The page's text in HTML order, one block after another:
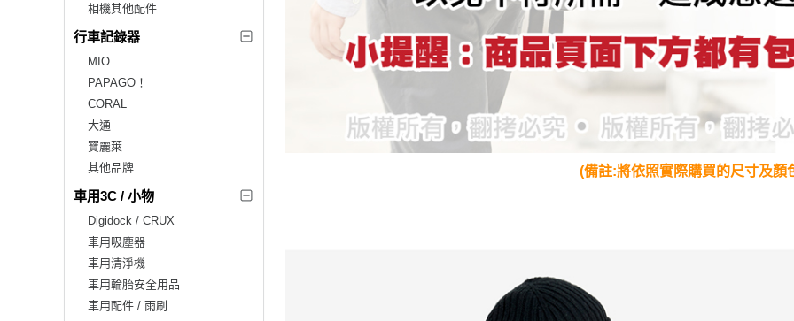
相機其他配件
行車記錄器
MIO
PAPAGO！
CORAL
大通
寶麗萊
其他品牌
車用3C / 小物
Digidock / CRUX
車用吸塵器
車用清淨機
車用輪胎安全用品
車用配件 / 雨刷
(備註:將依照實際購買的尺寸及顏